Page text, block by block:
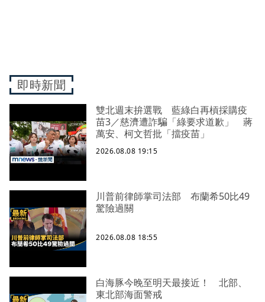
即時新聞
雙北週末拚選戰 藍綠白再槓採購疫
苗3／慈濟遭詐騙「綠要求道歉」 蔣
萬安、柯文哲批「擋疫苗」
2026.08.08 19:15
川普前律師掌司法部 布蘭希50比49
驚險過關
2026.08.08 18:55
白海豚今晚至明天最接近！ 北部、
東北部海面警戒